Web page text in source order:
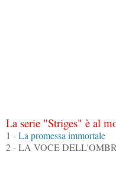
La serie "Striges" è al
1 -La promessa immortale
2 - LA VOCE